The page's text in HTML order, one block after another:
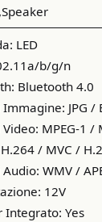
LED
b/g/n
Bluetooth 4.0
JPG /
MPEG-1 /
/ MVC /
WMV /
12V
Integrato: Yes